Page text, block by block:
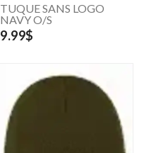
TUQUE SANS LOGO
NAVY O/S
9.99$